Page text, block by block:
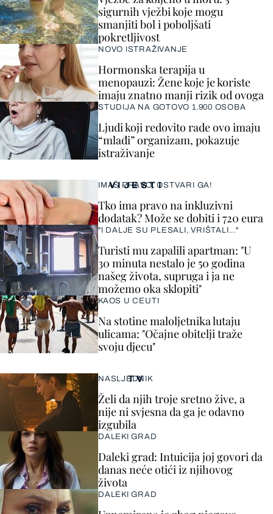
VIJESTI
IMAŠ PRAVO, OSTVARI GA!
Tko ima pravo na inkluzivni
dodatak? Može se dobiti i 720 eura
"I DALJE SU PLESALI, VRIŠTALI..."
Turisti mu zapalili apartman: "U
30 minuta nestalo je 50 godina
našeg života, supruga i ja ne
možemo oka sklopiti"
KAOS U CEUTI
Na stotine maloljetnika lutaju
ulicama: "Očajne obitelji traže
svoju djecu"
sigurnih vježbi koje mogu
smanjiti bol i poboljšati
pokretljivost
NOVO ISTRAŽIVANJE
Hormonska terapija u
menopauzi: Žene koje je koriste
imaju znatno manji rizik od ovoga
STUDIJA NA GOTOVO 1.900 OSOBA
Ljudi koji redovito rade ovo imaju
“mlađi” organizam, pokazuje
istraživanje
TV
NASLJEDNIK
Želi da njih troje sretno žive, a
nije ni svjesna da ga je odavno
izgubila
DALEKI GRAD
Daleki grad: Intuicija joj govori da
danas neće otići iz njihovog
života
DALEKI GRAD